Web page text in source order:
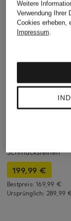
Schmucksteinen
199,99 €
Bestpreis:169,99 €
Ursprünglich: 289,99
Weitere
Verwendung Ihrer
Cookies erheben,
Impressum.